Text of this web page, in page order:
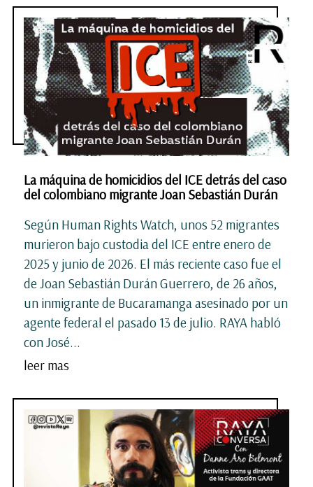
La máquina de homicidios del ICE detrás del caso
del colombiano migrante Joan Sebastián Durán
Según Human Rights Watch, unos 52 migrantes
murieron bajo custodia del ICE entre enero de
2025 y junio de 2026. El más reciente caso fue el
de Joan Sebastián Durán Guerrero, de 26 años,
un inmigrante de Bucaramanga asesinado por un
agente federal el pasado 13 de julio. RAYA habló
con José...
leer mas